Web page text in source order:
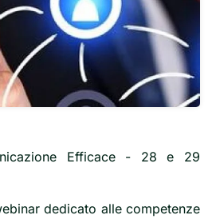
Efficace - 28 e 29
dedicato alle competenze